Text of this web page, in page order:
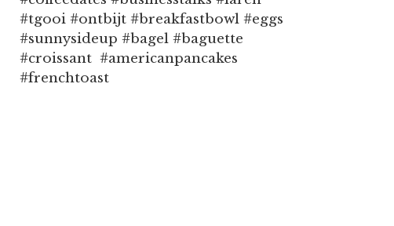
#tgooi #ontbijt #breakfastbowl #eggs
#sunnysideup #bagel #baguette
#croissant #americanpancakes
#frenchtoast